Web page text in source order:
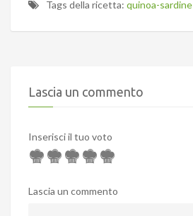
Tags della ricetta: quinoa-sardine
Lascia un commento
Inserisci il tuo voto
Lascia un commento